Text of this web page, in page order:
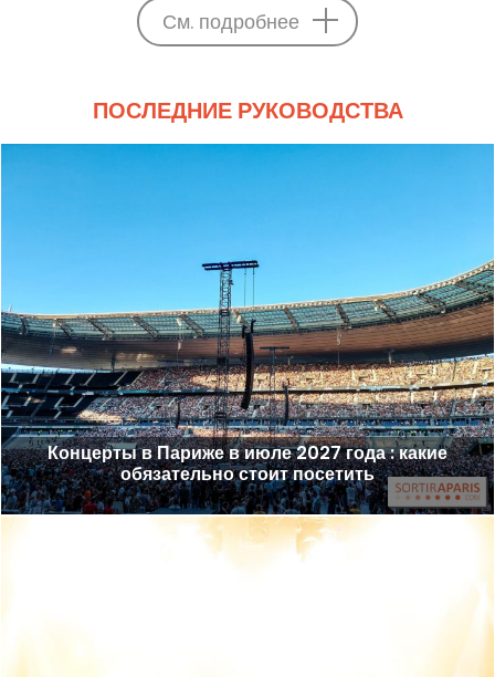
См. подробнее
ПОСЛЕДНИЕ РУКОВОДСТВА
Концерты в Париже в июле 2027 года : какие
обязательно стоит посетить